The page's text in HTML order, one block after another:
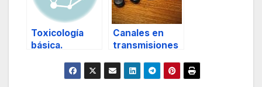
Toxicología
básica.
Canales en
transmisiones
emergencias.